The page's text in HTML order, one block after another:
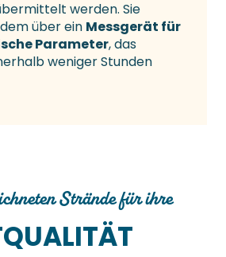
werden. Sie
über ein Messgerät für
Parameter, das
weniger Stunden
Strände für ihre